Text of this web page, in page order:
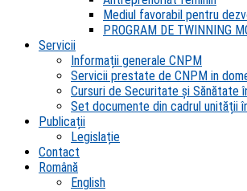
Mediul favorabil pentru
PROGRAM DE TWINNING
Servicii
Informații generale CNPM
Servicii prestate de CNPM in
Cursuri de Securitate și Sănătate
Set documente din cadrul unității
Publicații
Legislație
Contact
Română
English